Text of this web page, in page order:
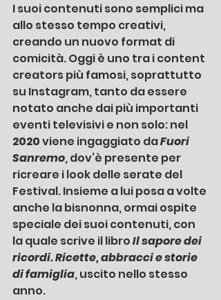
I suoi contenuti sono semplici ma
allo stesso tempo creativi,
creando un nuovo format di
comicità. Oggi è uno tra i content
creators più famosi, soprattutto
su Instagram, tanto da essere
notato anche dai più importanti
eventi televisivi e non solo: nel
2020 viene ingaggiato da Fuori
Sanremo, dov’è presente per
ricreare i look delle serate del
Festival. Insieme a lui posa a volte
anche la bisnonna, ormai ospite
speciale dei suoi contenuti, con
la quale scrive il libro Il sapore dei
ricordi. Ricette, abbracci e storie
di famiglia, uscito nello stesso
anno.